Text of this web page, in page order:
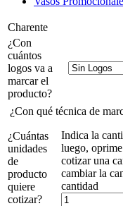
Charente
¿Con
cuántos
logos va a
marcar el
producto?
¿Con qué técnica de
¿Cuántas
unidades
de
producto
quiere
cotizar?
Indica la
luego,
cotizar una
cambiar la
cantidad